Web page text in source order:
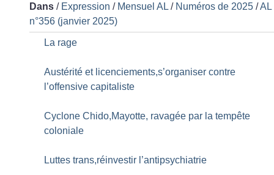
Dans / Expression / Mensuel AL / Numéros de 2025 /AL
n°356 (janvier 2025)
La rage
Austérité et licenciements,s’organiser contre
l’offensive capitaliste
Cyclone Chido,Mayotte, ravagée par la tempête
coloniale
Luttes trans,réinvestir l’antipsychiatrie